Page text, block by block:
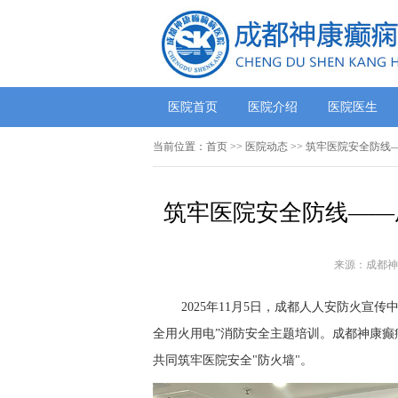
医院首页 医院介绍 医院医生
当前位置： 首页 >> 医院动态 >> 筑牢医院安全防
筑牢医院安全防线——
来源：成都
2025年11月5日，成都人人安防火宣
全用火用电”消防安全主题培训。 成都神康
共同筑牢医院安全"防火墙"。